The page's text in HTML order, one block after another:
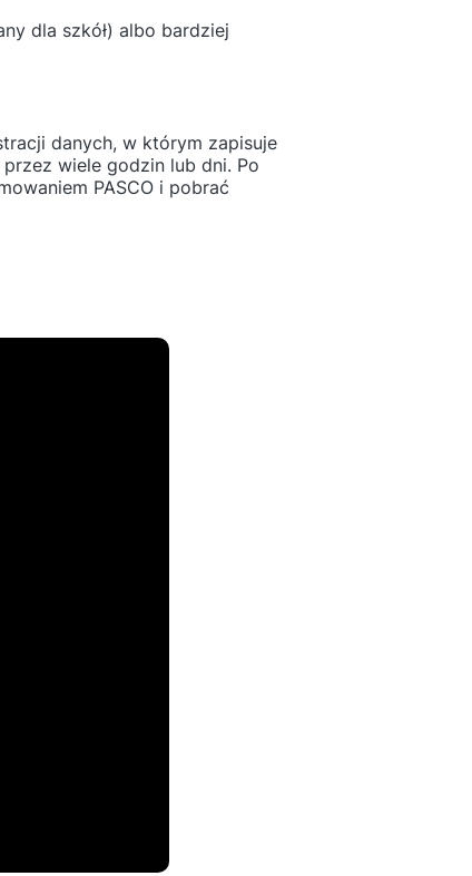
dla szkół) albo bardziej
danych, w którym zapisuje
wiele godzin lub dni. Po
PASCO i pobrać